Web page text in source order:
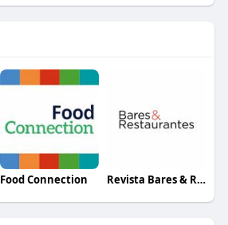
Food Connection Revista Bares & Restaurantes